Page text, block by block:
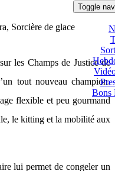
Toggle
Bons
Sorcière de glace
les Champs de Justice de
tout nouveau champion.
flexible et peu gourmand
le kitting et la mobilité aux
lui permet de congeler un